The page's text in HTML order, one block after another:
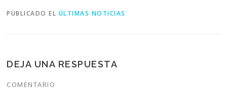
PUBLICADO EL ÚLTIMAS NOTICIAS
DEJA UNA RESPUESTA
COMENTARIO